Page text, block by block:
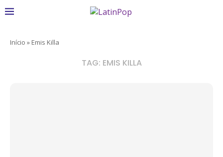
Início » Emis Killa
TAG: EMIS KILLA